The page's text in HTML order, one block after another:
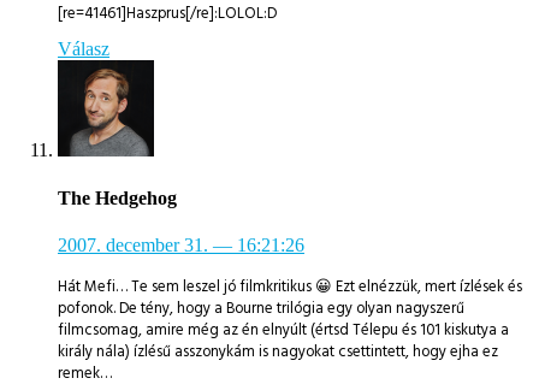
[re=41461]Haszprus[/re]:LOLOL:D
Válasz
The Hedgehog
2007. december 31. — 16:21:26
Hát Mefi… Te sem leszel jó filmkritikus 😀 Ezt elnézzük, mert ízlések és
pofonok. De tény, hogy a Bourne trilógia egy olyan nagyszerű
filmcsomag, amire még az én elnyúlt (értsd Télepu és 101 kiskutya a
király nála) ízlésű asszonykám is nagyokat csettintett, hogy ejha ez
remek…